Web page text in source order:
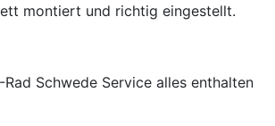
montiert und richtig eingestellt.
Schwede Service alles enthalten